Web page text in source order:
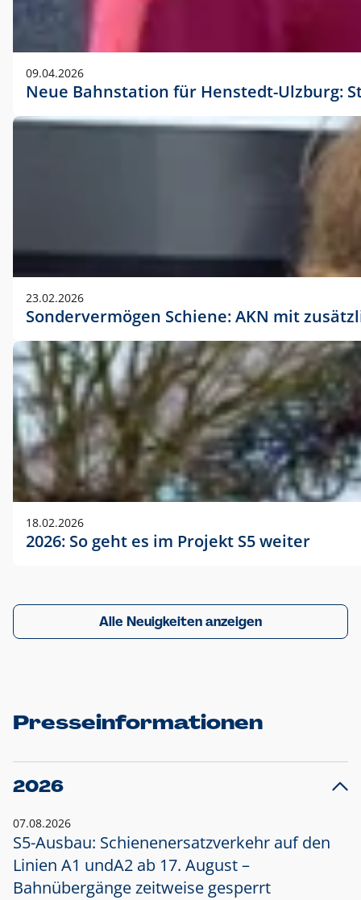
09.04.2026
Neue Bahnstation für Henstedt-Ulzburg:
23.02.2026
Sondervermögen Schiene: AKN mit
18.02.2026
2026: So geht es im Projekt S5 weiter
Alle Neuigkeiten anzeigen
Presseinformationen
2026
07.08.2026
S5-Ausbau: Schienenersatzverkehr auf den
Linien A1 undA2 ab 17. August –
Bahnübergänge zeitweise gesperrt